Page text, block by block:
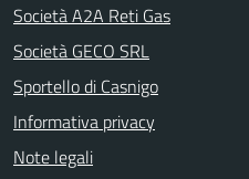
Società A2A Reti Gas
Società GECO SRL
Sportello di Casnigo
Informativa privacy
Note legali